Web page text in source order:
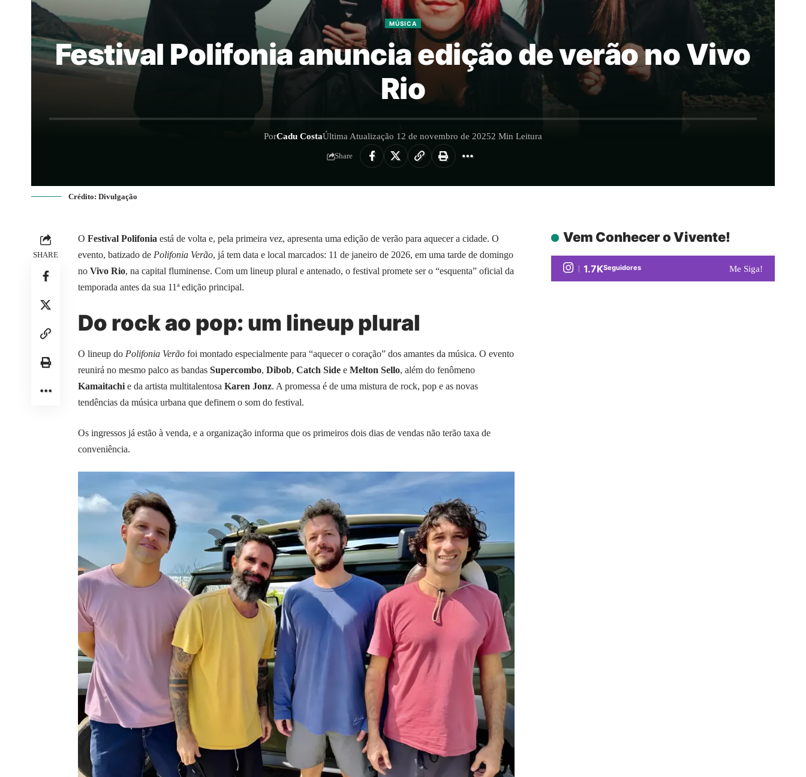
MÚSICA
Festival Polifonia anuncia edição de verão no Vivo
Rio
PorCadu CostaÚltima Atualização 12 de novembro de 20252 Min Leitura
Share
Crédito: Divulgação
SHARE
O Festival Polifonia está de volta e, pela primeira vez, apresenta uma edição de verão para aquecer a cidade. O
evento, batizado de Polifonia Verão, já tem data e local marcados: 11 de janeiro de 2026, em uma tarde de domingo
no Vivo Rio, na capital fluminense. Com um lineup plural e antenado, o festival promete ser o “esquenta” oficial da
temporada antes da sua 11ª edição principal.
Do rock ao pop: um lineup plural
O lineup do Polifonia Verão foi montado especialmente para “aquecer o coração” dos amantes da música. O evento
reunirá no mesmo palco as bandas Supercombo, Dibob, Catch Side e Melton Sello, além do fenômeno
Kamaitachi e da artista multitalentosa Karen Jonz. A promessa é de uma mistura de rock, pop e as novas
tendências da música urbana que definem o som do festival.
Os ingressos já estão à venda, e a organização informa que os primeiros dois dias de vendas não terão taxa de
conveniência.
Vem Conhecer o Vivente!
1.7KSeguidores Me Siga!